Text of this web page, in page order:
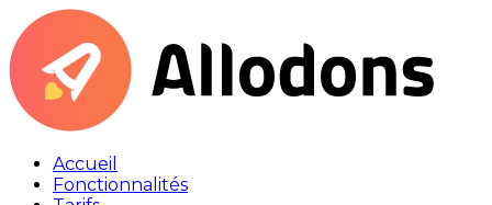
Accueil
Fonctionnalités